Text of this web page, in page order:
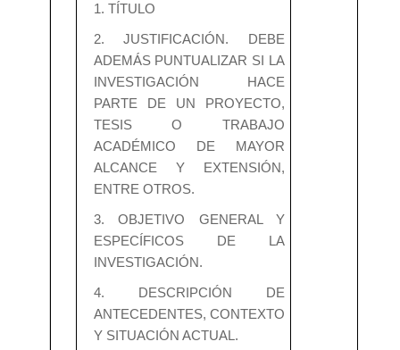
1. TÍTULO
2. JUSTIFICACIÓN. DEBE
ADEMÁS PUNTUALIZAR SI LA
INVESTIGACIÓN HACE
PARTE DE UN PROYECTO,
TESIS O TRABAJO
ACADÉMICO DE MAYOR
ALCANCE Y EXTENSIÓN,
ENTRE OTROS.
3. OBJETIVO GENERAL Y
ESPECÍFICOS DE LA
INVESTIGACIÓN.
4. DESCRIPCIÓN DE
ANTECEDENTES, CONTEXTO
Y SITUACIÓN ACTUAL.